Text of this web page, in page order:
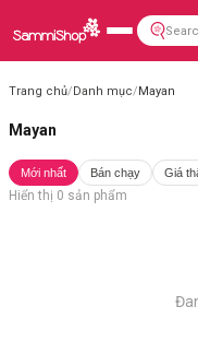
Trang chủ/Danh mục/Mayan
Mayan
Mới nhất Bán chạy Giá
Hiển thị 0 sản phẩm